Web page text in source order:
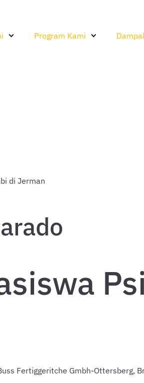
Program Kami
di Jerman
Fertiggeritche Gmbh-Ottersberg,